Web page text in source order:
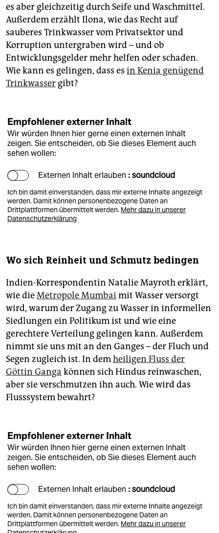
es aber gleichzeitig durch Seife und Waschmittel.
Außerdem erzählt Ilona, wie das Recht auf
sauberes Trinkwasser vom Privatsektor und
Korruption untergraben wird – und ob
Entwicklungsgelder mehr helfen oder schaden.
Wie kann es gelingen, dass es in Kenia genügend
Trinkwasser gibt?
Empfohlener externer Inhalt
Wir würden Ihnen hier gerne einen externen Inhalt
zeigen. Sie entscheiden, ob Sie dieses Element auch
sehen wollen:
Externen Inhalt erlauben : soundcloud
Ich bin damit einverstanden, dass mir externe Inhalte angezeigt
werden. Damit können personenbezogene Daten an
Drittplattformen übermittelt werden. Mehr dazu in unserer
Datenschutzerklärung
Wo sich Reinheit und Schmutz bedingen
Indien-Korrespondentin Natalie Mayroth erklärt,
wie dieMetropole Mumbaimit Wasser versorgt
wird, warum der Zugang zu Wasser in informellen
Siedlungen ein Politikum ist und wie eine
gerechtere Verteilung gelingen kann. Außerdem
nimmt sie uns mit an den Ganges – der Fluch und
Segen zugleich ist. In demheiligen Fluss der
Göttin Ganga können sich Hindus reinwaschen,
aber sie verschmutzen ihn auch. Wie wird das
Flusssystem bewahrt?
Empfohlener externer Inhalt
Wir würden Ihnen hier gerne einen externen Inhalt
zeigen. Sie entscheiden, ob Sie dieses Element auch
sehen wollen:
Externen Inhalt erlauben : soundcloud
Ich bin damit einverstanden, dass mir externe Inhalte angezeigt
werden. Damit können personenbezogene Daten an
Drittplattformen übermittelt werden. Mehr dazu in unserer